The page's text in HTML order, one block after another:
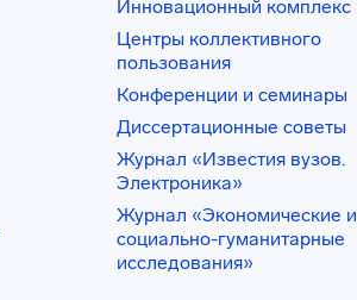
Инновационный комплекс
Центры коллективного
пользования
Конференции и семинары
Диссертационные советы
Журнал «Известия вузов.
Электроника»
Журнал «Экономические и
социально-гуманитарные
исследования»